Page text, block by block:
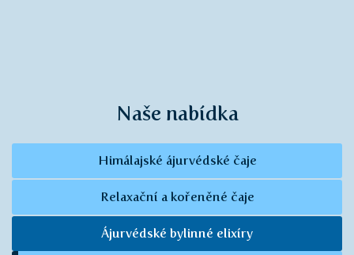
Naše nabídka
Himálajské ájurvédské čaje
Relaxační a kořeněné čaje
Ájurvédské bylinné elixíry